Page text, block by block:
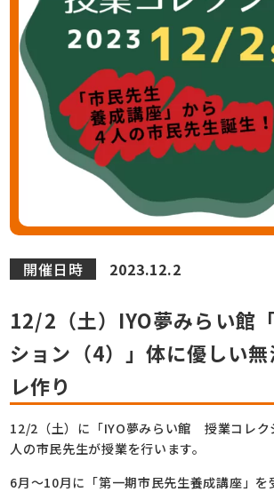
開催日時 2023.12.2
12/2（土）IYO夢みらい館
ション（4）」体に優しい
レ作り
12/2（土）に「IYO夢みらい館 授業コレク
人の市民先生が授業を行います。
6月～10月に「第一期市民先生養成講座」を